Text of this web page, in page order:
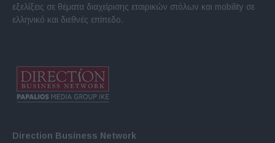
εξελίξεις σε θέματα διαχείρισης εταιρικών στόλων και mobility σε
ελληνικό και διεθνές επίπεδο.
Direction Business Network